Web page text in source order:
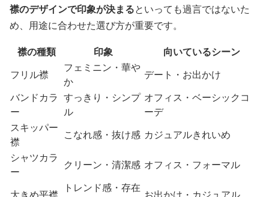
襟のデザインで印象が決まるといっても過言ではないた
め、用途に合わせた選び方が重要です。
襟の種類
印象
向いているシーン
フリル襟
フェミニン・華や
か
デート・お出かけ
バンドカラ
ー
すっきり・シンプ
ル
オフィス・ベーシックコ
ーデ
スキッパー
襟
こなれ感・抜け感 カジュアルきれいめ
シャツカラ
ー
クリーン・清潔感 オフィス・フォーマル
トレンド感・存在